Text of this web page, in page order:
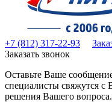
+7 (812) 317-22-93
Заказать звонок
Оставьте Ваше
специалисты свяжутся с
решения Вашего вопроса.